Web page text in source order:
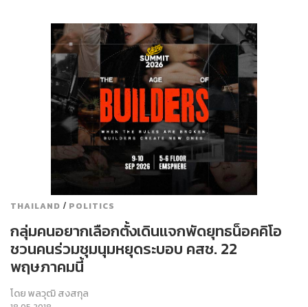
THAILAND / POLITICS
กลุ่มคนอยากเลือกตั้งเดินแจกพัดยุทธน็อคคิโอ
ชวนคนร่วมชุมนุมหยุดระบอบ คสช. 22
พฤษภาคมนี้
โดยพลวุฒิ สงสกุล